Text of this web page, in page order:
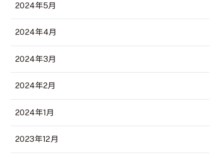
2024年5月
2024年4月
2024年3月
2024年2月
2024年1月
2023年12月